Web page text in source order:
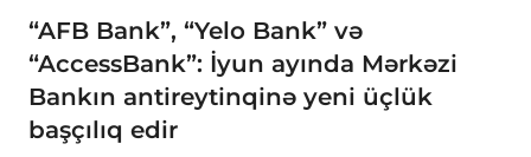
“AFB Bank”, “Yelo Bank” və
“AccessBank”: İyun ayında Mərkəzi
Bankın antireytinqinə yeni üçlük
başçılıq edir